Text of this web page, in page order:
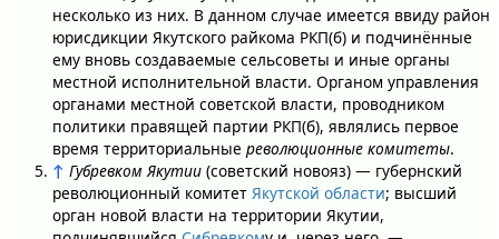
несколько из них. В данном случае имеется ввиду район
юрисдикции Якутского райкома РКП(б) и подчинённые
ему вновь создаваемые сельсоветы и иные органы
местной исполнительной власти. Органом управления
органами местной советской власти, проводником
политики правящей партии РКП(б), являлись первое
время территориальные революционные комитеты.
↑ Губревком Якутии(советский новояз) — губернский
революционный комитет Якутской области; высший
орган новой власти на территории Якутии,